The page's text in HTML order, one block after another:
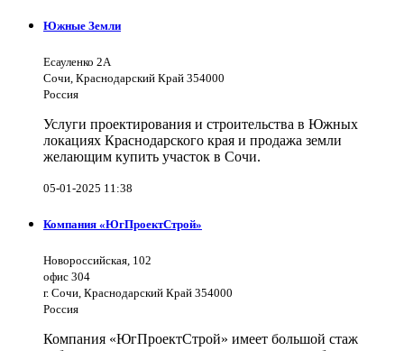
Южные Земли
Есауленко 2А
Сочи, Краснодарский Край 354000
Россия
Услуги проектирования и строительства в Южных
локациях Краснодарского края и продажа земли
желающим купить участок в Сочи.
05-01-2025 11:38
Компания «ЮгПроектСтрой»
Новороссийская, 102
офис 304
г. Сочи, Краснодарский Край 354000
Россия
Компания «ЮгПроектСтрой» имеет большой стаж